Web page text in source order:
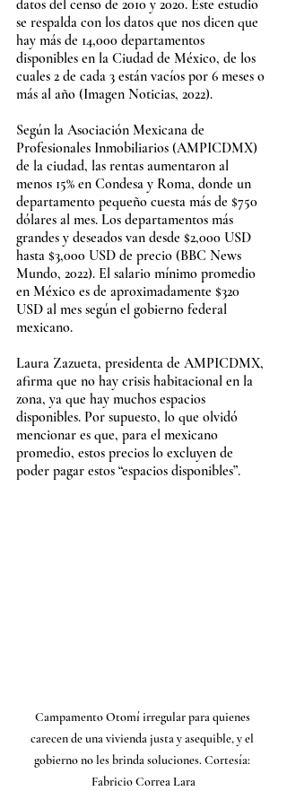
datos del censo de 2010 y 2020. Este estudio
se respalda con los datos que nos dicen que
hay más de 14,000 departamentos
disponibles en la Ciudad de México, de los
cuales 2 de cada 3 están vacíos por 6 meses o
más al año (Imagen Noticias, 2022).
Según la Asociación Mexicana de
Profesionales Inmobiliarios (AMPICDMX)
de la ciudad, las rentas aumentaron al
menos 15% en Condesa y Roma, donde un
departamento pequeño cuesta más de $750
dólares al mes. Los departamentos más
grandes y deseados van desde $2,000 USD
hasta $3,000 USD de precio (BBC News
Mundo, 2022). El salario mínimo promedio
en México es de aproximadamente $320
USD al mes según el gobierno federal
mexicano.
Laura Zazueta, presidenta de AMPICDMX,
afirma que no hay crisis habitacional en la
zona, ya que hay muchos espacios
disponibles. Por supuesto, lo que olvidó
mencionar es que, para el mexicano
promedio, estos precios lo excluyen de
poder pagar estos “espacios disponibles”.
Campamento Otomí irregular para quienes
carecen de una vivienda justa y asequible, y el
gobierno no les brinda soluciones. Cortesía:
Fabricio Correa Lara